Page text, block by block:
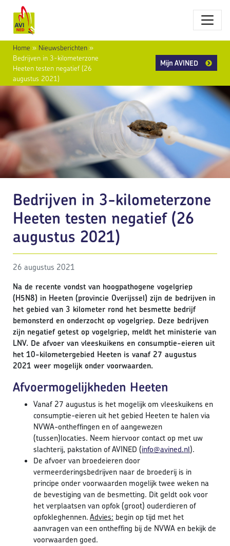
Home » Nieuwsberichten »
Bedrijven in 3-kilometerzone
Heeten testen negatief (26
augustus 2021)
Mijn AVINED
Bedrijven in 3-kilometerzone
Heeten testen negatief (26
augustus 2021)
26 augustus 2021
Na de recente vondst van hoogpathogene vogelgriep
(H5N8) in Heeten (provincie Overijssel) zijn de bedrijven in
het gebied van 3 kilometer rond het besmette bedrijf
bemonsterd en onderzocht op vogelgriep. Deze bedrijven
zijn negatief getest op vogelgriep, meldt het ministerie van
LNV. De afvoer van vleeskuikens en consumptie-eieren uit
het 10-kilometergebied Heeten is vanaf 27 augustus
2021 weer mogelijk onder voorwaarden.
Afvoermogelijkheden Heeten
Vanaf 27 augustus is het mogelijk om vleeskuikens en
consumptie-eieren uit het gebied Heeten te halen via
NVWA-ontheffingen en of aangewezen
(tussen)locaties. Neem hiervoor contact op met uw
slachterij, pakstation of AVINED (info@avined.nl).
De afvoer van broedeieren door
vermeerderingsbedrijven naar de broederij is in
principe onder voorwaarden mogelijk twee weken na
de bevestiging van de besmetting. Dit geldt ook voor
het verplaatsen van opfok (groot) ouderdieren of
opfokleghennen.Advies: begin op tijd met het
aanvragen van een ontheffing bij de NVWA en bekijk de
voorwaarden goed.